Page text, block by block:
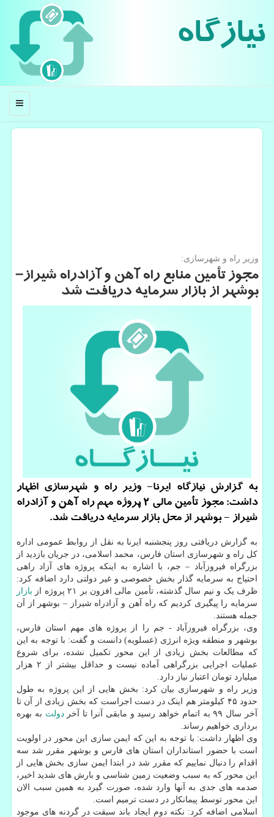
نیازگاه
منو
وزیر راه و شهرسازی:
مجوز تأمین منابع راه آهن و آزادراه شیراز–
بوشهر از بازار سرمایه دریافت شد
به گزارش نیازگاه ایرنا- وزیر راه و شهرسازی اظهار
داشت: مجوز تأمین مالی ۲ پروژه مهم راه آهن و آزادراه
شیراز - بوشهر از محل بازار سرمایه دریافت شد.
به گزارش دریافتی روز پنجشنبه ایرنا به نقل از روابط عمومی اداره
کل راه و شهرسازی استان فارس، محمد اسلامی، در جریان بازدید از
بزرگراه فیروزآباد – جم، با اشاره به اینکه پروژه های آزاد راهی
احتیاج به سرمایه گذار بخش خصوصی و غیر دولتی دارد اضافه کرد:
ظرف یک و نیم سال گذشته، تأمین مالی افزون بر ۲۱ پروژه از
بازار
سرمایه را پیگیری کردیم که راه آهن و آزادراه شیراز – بوشهر از آن
جمله هستند.
وی، بزرگراه فیروزآباد - جم را از پروژه های مهم استان فارس،
بوشهر و منطقه ویژه انرژی (عسلویه) دانست و گفت: با توجه به این
که مطالعات بخش زیادی از این محور تکمیل نشده، برای شروع
عملیات اجرایی بزرگراهی آماده نیست و حداقل بیشتر از ۲ هزار
میلیارد تومان اعتبار نیاز دارد.
وزیر راه و شهرسازی بیان کرد: بخش هایی از این پروژه به طول
حدود ۴۵ کیلومتر هم اینک در دست اجراست که بخش زیادی از آن تا
آخر سال ۹۹ به اتمام خواهد رسید و مابقی آنرا تا آخر
دولت به بهره
برداری خواهیم رساند.
وی اظهار داشت: با توجه به این که ایمن سازی این محور در اولویت
است با حضور استانداران استان های فارس و بوشهر مقرر شد سه
اقدام را دنبال نماییم که مقرر شد در ابتدا ایمن سازی بخش هایی از
این محور که به سبب وضعیت زمین شناسی و بارش های شدید اخیر،
صدمه های جدی به آنها وارد شده، صورت گیرد به همین سبب الان
این محور توسط پیمانکار در دست ترمیم است.
اسلامی اضافه کرد: نکته دوم ایجاد باند سبقت در گردنه های موجود